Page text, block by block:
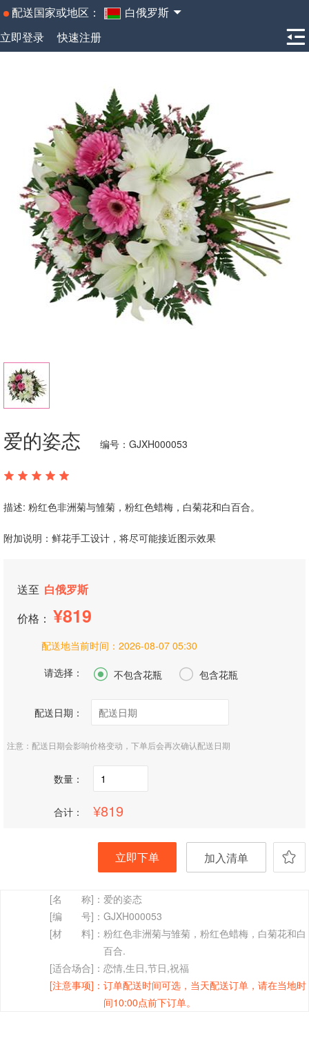
配送国家或地区：
白俄罗斯
立即登录
快速注册
爱的姿态 编号：GJXH000053
描述: 粉红色非洲菊与雏菊，粉红色蜡梅，白菊花和白百合。
附加说明：鲜花手工设计，将尽可能接近图示效果
送至 白俄罗斯
价格：
819
配送地当前时间： 2026-08-07 05:30
请选择：
 不包含花瓶  包含花瓶
配送日期：
注意：配送日期会影响价格变动，下单后会再次确认配送日期
数量：
合计： 819
立即下单 加入清单
[名 称]： 爱的姿态
[编 号]： GJXH000053
[材 料]： 粉红色非洲菊与雏菊，粉红色蜡梅，白菊花和白
百合.
[适合场合]： 恋情,生日,节日,祝福
[注意事项]： 订单配送时间可选，当天配送订单，请在当地时
间10:00点前下订单。